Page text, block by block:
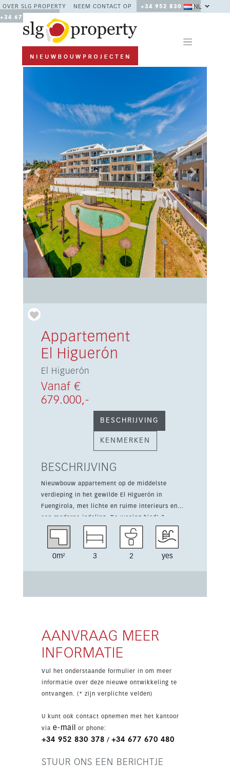
OVER SLG PROPERTY NEEM CONTACT OP
+34 952 830 378 /
+34 677 670 480
NL
Previous Next
Appartement
El Higuerón
El Higuerón
Vanaf €
679.000,-
BESCHRIJVING
KENMERKEN
BESCHRIJVING
Nieuwbouw appartement op de middelste
verdieping in het gewilde El Higuerón in
Fuengirola, met lichte en ruime interieurs en
een moderne indeling. De woning biedt 3
slaapkamers en 2 eigentijdse badkamers, plus
een terras van 36 m² dat het binnen-buitenleven
inbegrepen. Binnen een afgesloten community
uitgeruste gym. De uitstekende ligging nabij
winkels, scholen en vervoer maakt dit een
sterke keuze voor comfortabel mediterraan
0m² 3 2 yes
AANVRAAG MEER
INFORMATIE
Vul het onderstaande formulier in om meer
informatie over deze nieuwe ontwikkeling te
ontvangen. (* zijn verplichte velden)
U kunt ook contact opnemen met het kantoor
via e-mail or phone:
+34 952 830 378 / +34 677 670 480
STUUR ONS EEN BERICHTJE